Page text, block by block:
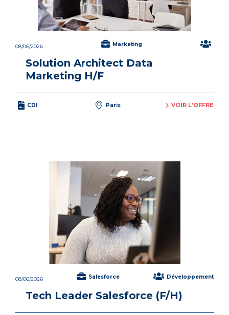
08/06/2026 Marketing
Solution Architect Data
Marketing H/F
CDI Paris VOIR L'OFFRE
08/06/2026 Salesforce Développement
Tech Leader Salesforce (F/H)